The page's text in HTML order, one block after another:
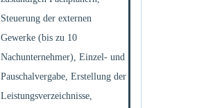
Steuerung der externen
Gewerke (bis zu 10
Nachunternehmer), Einzel- und
Pauschalvergabe, Erstellung der
Leistungsverzeichnisse,